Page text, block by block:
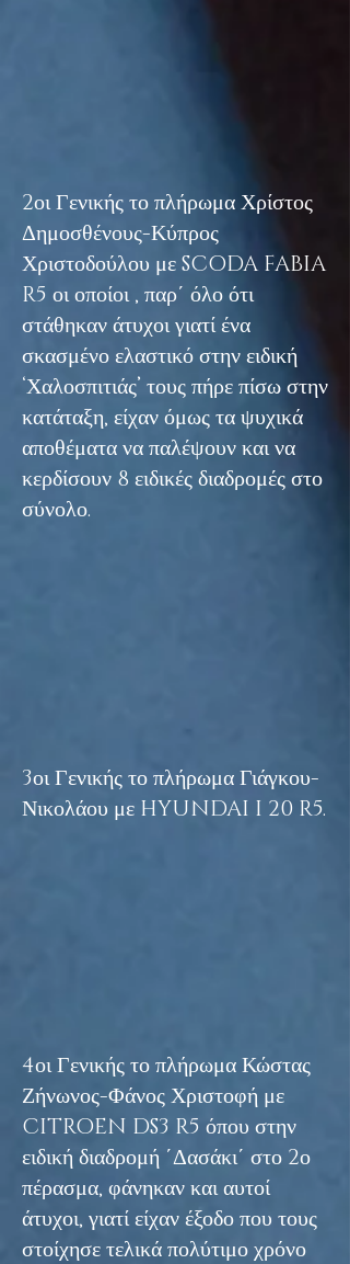
2οι Γενικής το πλήρωμα Χρίστος
Δημοσθένους-Κύπρος
Χριστοδούλου με SCODA FABIA
R5 οι οποίοι , παρ΄ όλο ότι
στάθηκαν άτυχοι γιατί ένα
σκασμένο ελαστικό στην ειδική
‘Χαλοσπιτιάς’ τους πήρε πίσω στην
κατάταξη, είχαν όμως τα ψυχικά
αποθέματα να παλέψουν και να
κερδίσουν 8 ειδικές διαδρομές στο
σύνολο.
3οι Γενικής το πλήρωμα Γιάγκου-
Νικολάου με HYUNDAI I 20 R5.
4οι Γενικής το πλήρωμα Κώστας
Ζήνωνος-Φάνος Χριστοφή με
CITROEN DS3 R5 όπου στην
ειδική διαδρομή ΄Δασάκι΄ στο 2ο
πέρασμα, φάνηκαν και αυτοί
άτυχοι, γιατί είχαν έξοδο που τους
στοίχησε τελικά πολύτιμο χρόνο